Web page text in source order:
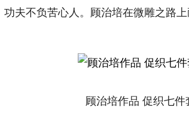
功夫不负苦心人。顾治培在微雕之路
顾治培作品 促织七件